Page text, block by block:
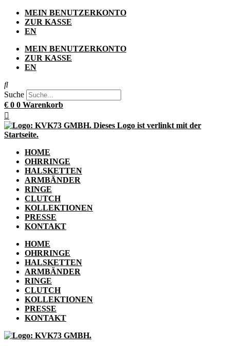
Zum
Inhalt
springen
MEIN BENUTZERKONTO
ZUR KASSE
EN
MEIN BENUTZERKONTO
ZUR KASSE
EN
Suche
€ 0 0 Warenkorb
HOME
OHRRINGE
HALSKETTEN
ARMBÄNDER
RINGE
CLUTCH
KOLLEKTIONEN
PRESSE
KONTAKT
HOME
OHRRINGE
HALSKETTEN
ARMBÄNDER
RINGE
CLUTCH
KOLLEKTIONEN
PRESSE
KONTAKT